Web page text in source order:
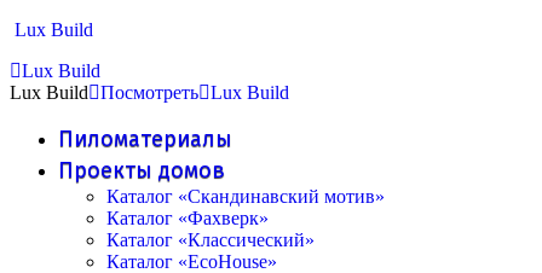
Lux Build
Lux Build
Lux Build
Посмотреть Lux Build
Пиломатериалы
Проекты домов
Каталог «Скандинавский мотив»
Каталог «Фахверк»
Каталог «Классический»
Каталог «EcoHouse»